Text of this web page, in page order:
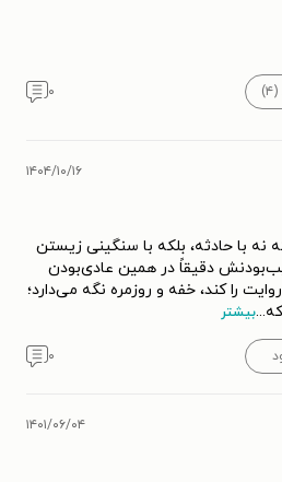
۰
۱۴۰۴/۱۰/۱۶
نه با حادثه، بلکه با سنگینی زیستن
دقیقاً در همین عادی‌بودن
را کند، خفه و روزمره نگه می‌دارد؛
...بیشتر
۰
۱۴۰۱/۰۶/۰۴